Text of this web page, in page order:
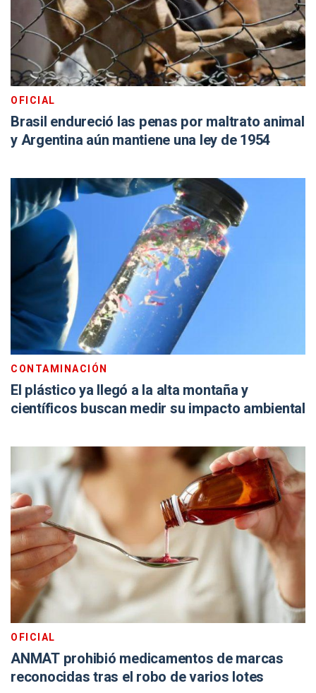
OFICIAL
Brasil endureció las penas por maltrato animal
y Argentina aún mantiene una ley de 1954
CONTAMINACIÓN
El plástico ya llegó a la alta montaña y
científicos buscan medir su impacto ambiental
OFICIAL
ANMAT prohibió medicamentos de marcas
reconocidas tras el robo de varios lotes